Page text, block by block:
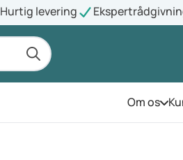
Hurtig levering
Om osÅbn